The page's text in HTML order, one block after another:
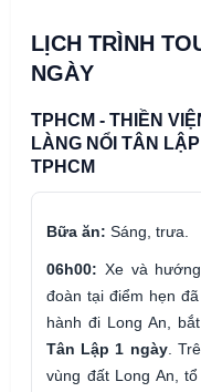
LỊCH TRÌNH
NGÀY
TPHCM - THIỀN
LÀNG NỔI TÂN
TPHCM
Bữa ăn: Sáng, trưa.
06h00: Xe và
đoàn tại điểm hẹn
hành đi Long An,
Tân Lập 1 ngày.
vùng đất Long An,